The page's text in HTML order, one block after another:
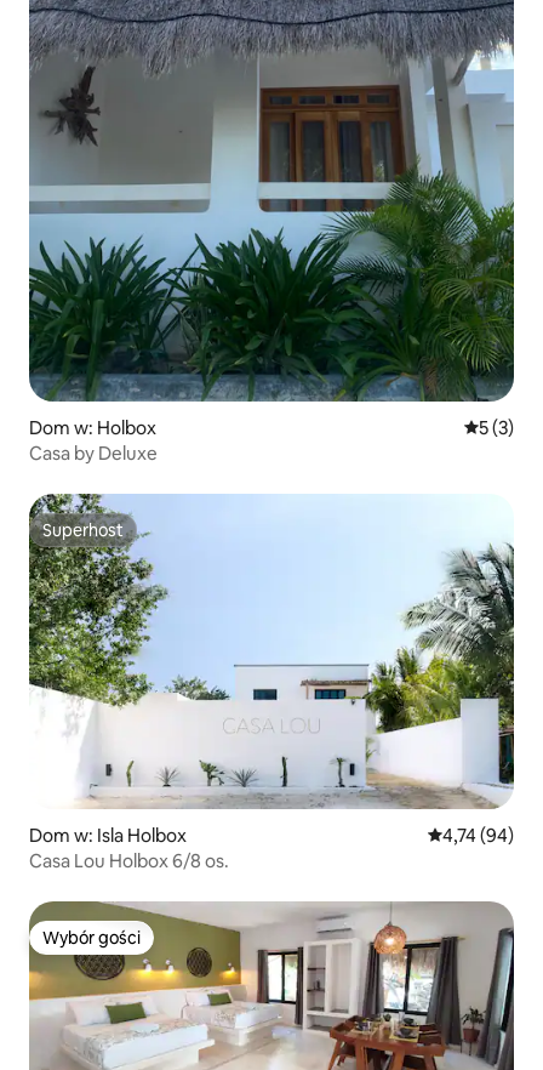
Dom w: Holbox Średnia
5 (3)
Casa by Deluxe
Superhost
Superhost
Dom w: Isla Holbox Średnia
4,74 (94)
Casa Lou Holbox 6/8 os.
Wybór gości
Wybór gości